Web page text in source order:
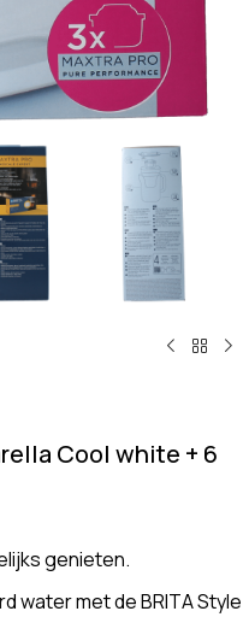
Cool white + 6
genieten.
water met de BRITA Style